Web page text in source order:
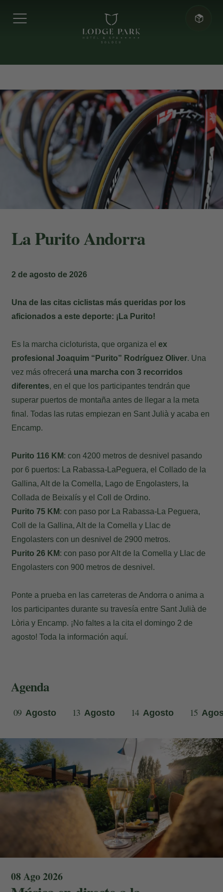
La Purito Andorra
2 de agosto de 2026
Una de las citas ciclistas más queridas por los
aficionados a este deporte: ¡La Purito!
Es la marcha cicloturista, que organiza el ex
profesional Joaquim “Purito” Rodríguez Oliver. Una
vez más ofrecerá una marcha con 3 recorridos
diferentes, en el que los participantes tendrán que
superar puertos de montaña antes de llegar a la meta
final. Todas las rutas empiezan en Sant Julià y acaba en
Encamp.
Purito 116 KM : con 4200 metros de desnivel pasando
por 6 puertos: La Rabassa-LaPeguera, el Collado de la
Gallina, Alt de la Comella, Lago de Engolasters, la
Collada de Beixalís y el Coll de Ordino.
Purito 75 KM : con paso por La Rabassa-La Peguera,
Coll de la Gallina, Alt de la Comella y Llac de
Engolasters con un desnivel de 2900 metros.
Purito 26 KM : con paso por Alt de la Comella y Llac de
Engolasters con 900 metros de desnivel.
Ponte a prueba en las carreteras de Andorra o anima a
los participantes durante su travesía entre Sant Julià de
Lòria y Encamp. ¡No faltes a la cita el domingo 2 de
agosto! Toda la información aquí.
Agenda
08 Ago 2026
09 Agosto 13 Agosto 14 Agosto 15